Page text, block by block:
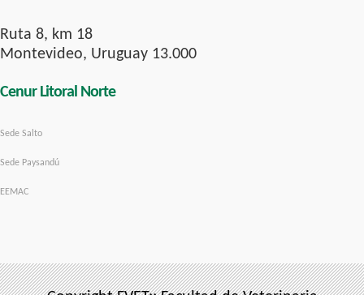
Ruta 8, km 18
Montevideo, Uruguay 13.000
Cenur Litoral Norte
Sede Salto
Sede Paysandú
EEMAC